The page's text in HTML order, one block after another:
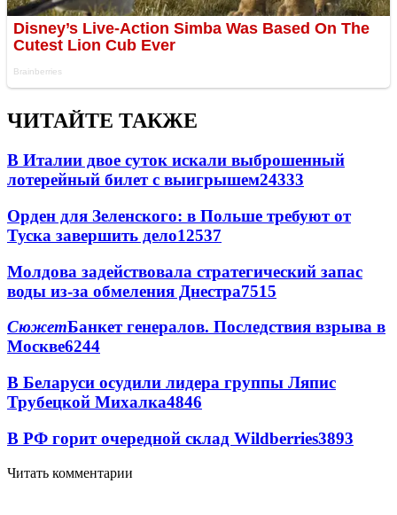
ЧИТАЙТЕ ТАКЖЕ
В Италии двое суток искали выброшенный
лотерейный билет с выигрышем24333
Орден для Зеленского: в Польше требуют от
Туска завершить дело12537
Молдова задействовала стратегический запас
воды из-за обмеления Днестра7515
СюжетБанкет генералов. Последствия взрыва в
Москве6244
В Беларуси осудили лидера группы Ляпис
Трубецкой Михалка4846
В РФ горит очередной склад Wildberries3893
Читать комментарии